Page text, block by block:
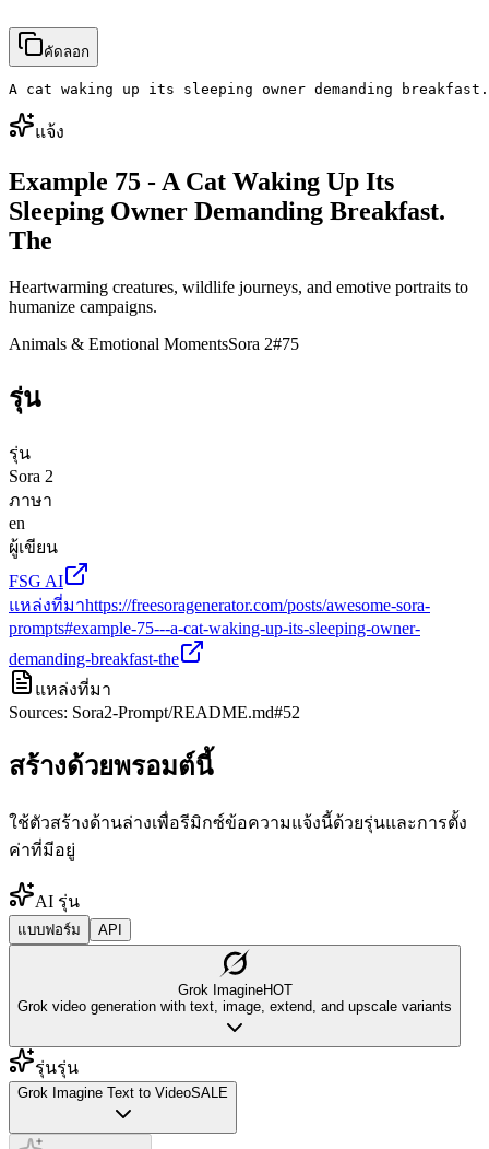
คัดลอก
A cat waking up its sleeping owner demanding
แจ้ง
Example 75 - A Cat Waking Up Its
Sleeping Owner Demanding Breakfast.
The
Heartwarming creatures, wildlife journeys, and emotive portraits to
humanize campaigns.
Animals & Emotional MomentsSora 2#75
รุ่น
รุ่น
Sora 2
ภาษา
en
ผู้เขียน
FSG AI
แหล่งที่มาhttps://freesoragenerator.com/posts/awesome-sora-
prompts#example-75---a-cat-waking-up-its-sleeping-owner-
demanding-breakfast-the
แหล่งที่มา
Sources: Sora2-Prompt/README.md#52
สร้างด้วยพรอมต์นี้
ใช้ตัวสร้างด้านล่างเพื่อรีมิกซ์ข้อความแจ้งนี้ด้วยรุ่นและการตั้ง
ค่าที่มีอยู่
AI รุ่น
แบบฟอร์ม API
Grok ImagineHOT
Grok video generation with text, image, extend, and upscale variants
รุ่นรุ่น
Grok Imagine Text to VideoSALE